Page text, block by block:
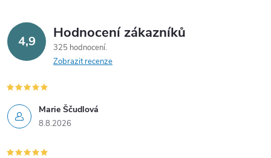
4,9 Hodnocení zákazníků
325 hodnocení
Zobrazit recenze
Marie Ščudlová
8.8.2026